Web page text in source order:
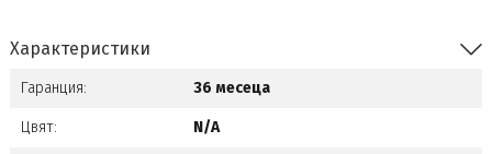
Характеристики
Гаранция: 36 месеца
Цвят: N/A